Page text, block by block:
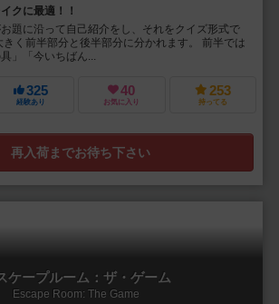
クに最適！！
題に沿って自己紹介をし、それをクイズ形式で
く前半部分と後半部分に分かれます。 前半では
」「今いちばん...
325
経験あり
40
お気に入り
253
持ってる
再入荷までお待ち下さい
ケープルーム：ザ・ゲーム
Escape Room: The Game